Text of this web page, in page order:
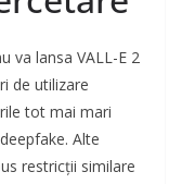
va lansa VALL-E 2
de utilizare
tot mai mari
Alte
restricții similare